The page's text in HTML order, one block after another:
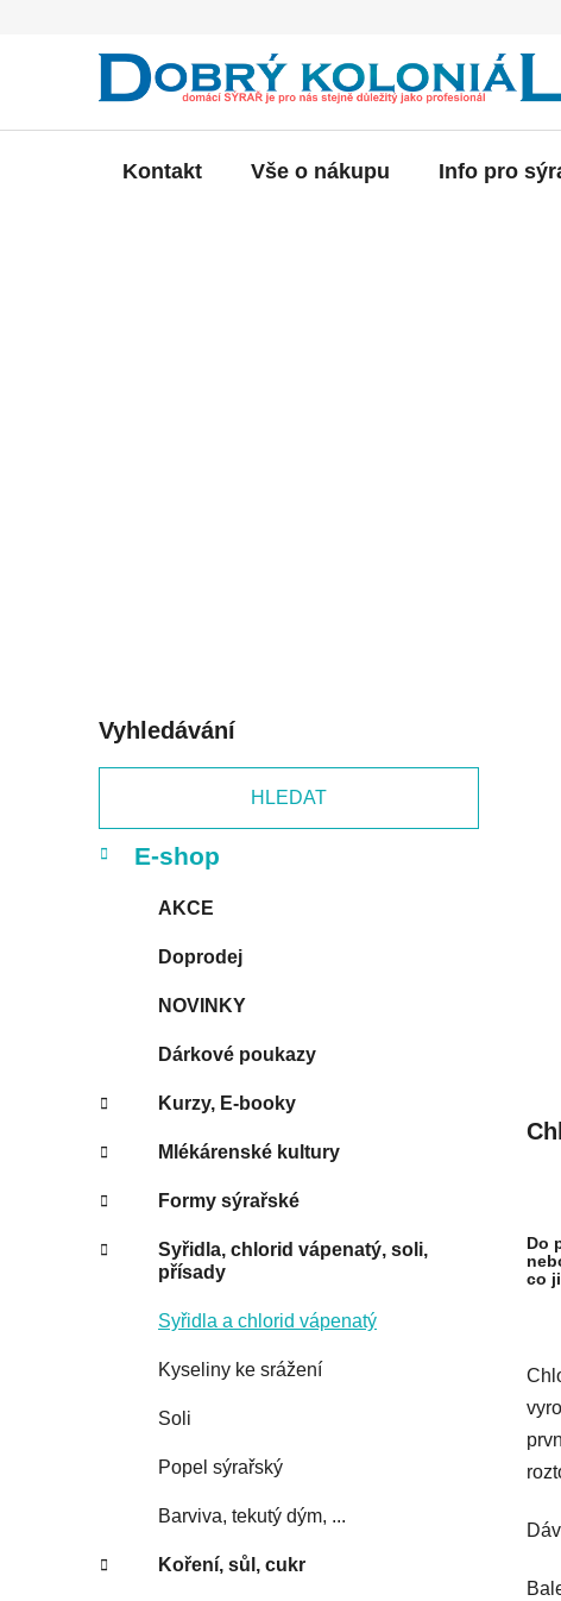
Kontakt Vše o nákupu Info pro
Vyhledávání
HLEDAT
kategorie
K
a
E-shop
AKCE
Doprodej
NOVINKY
Dárkové poukazy
Kurzy, E-booky
Mlékárenské kultury
Formy sýrařské
Syřidla, chlorid vápenatý, soli,
přísady
Syřidla a chlorid vápenatý
Kyseliny ke srážení
Soli
Popel sýrařský
Barviva, tekutý dým, ...
Koření, sůl, cukr
Do
co